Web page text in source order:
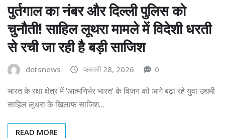
पुर्तगाल का नंबर और दिल्ली पुलिस को
चुनौती! साहिल लूथरा मामले में विदेशी धरती
से रची जा रही है बड़ी साजिश
dotsnews फरवरी 28, 2026 0
भारत के रक्षा क्षेत्र में ‘आत्मनिर्भर भारत’ के विजन को आगे बढ़ा रहे युवा उद्यमी
साहिल लूथरा के खिलाफ साजिश…
READ MORE